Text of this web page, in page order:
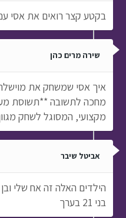
בקטע קצר רואים את אסי
שירה מרים כהן
איך אסי שמשחק את מוישלה
מחכה לתשובה **תשוסת
מקצועי, המסוגל לשחק
אביטל שיבר
הילדים האלה זה אח שלי
בני 21 בערך